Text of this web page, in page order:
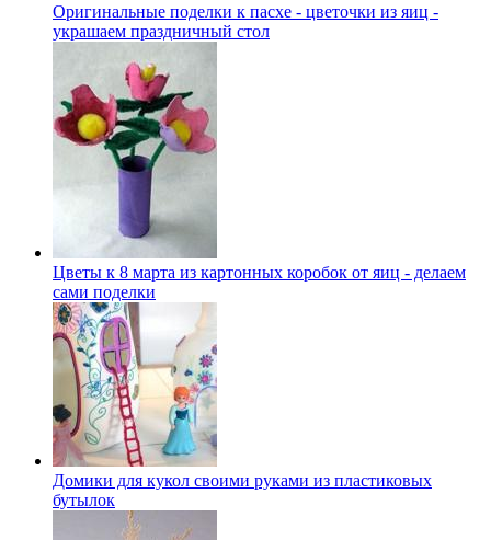
Оригинальные поделки к пасхе - цветочки из яиц -
украшаем праздничный стол
Цветы к 8 марта из картонных коробок от яиц - делаем
сами поделки
Домики для кукол своими руками из пластиковых
бутылок